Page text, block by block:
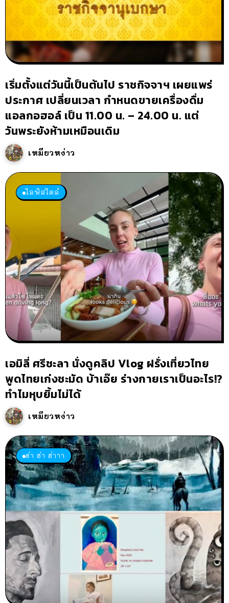
เริ่มตั้งแต่วันนี้เป็นต้นไป ราชกิจจาฯ เผยแพร่
ประกาศ เปลี่ยนเวลา กำหนดขายเครื่องดื่ม
แอลกอฮอล์ เป็น 11.00 น. – 24.00 น. แต่
วันพระยังห้ามเหมือนเดิม
เหมียวหง่าว
ไลฟ์สไตล์
เอมิลี่ ศรีชะลา นั่งดูคลิป Vlog ฝรั่งเที่ยวไทย
พูดไทยเก่งชะมัด บ้าเอ๊ย ร่างกายเราเป็นอะไร!?
ทำไมหุบยิ้มไม่ได้
เหมียวหง่าว
ฮ่า ฮ่า ฮ่าาา